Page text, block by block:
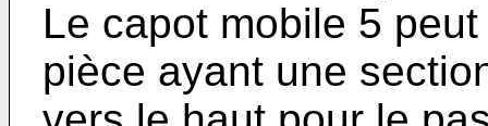
Le capot mobile 5
pièce ayant une